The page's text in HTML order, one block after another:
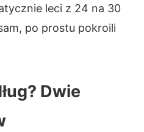
leci z 24 na 30
po prostu pokroili
Dwie